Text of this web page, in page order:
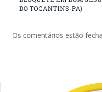
DO TOCANTINS-PA)
Os comentários estão